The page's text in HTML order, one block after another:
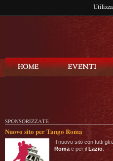
SPONSORIZZATE
Nuovo sito per Tango Roma
Il nuovo sito con tutti gli
Roma e per il Lazio